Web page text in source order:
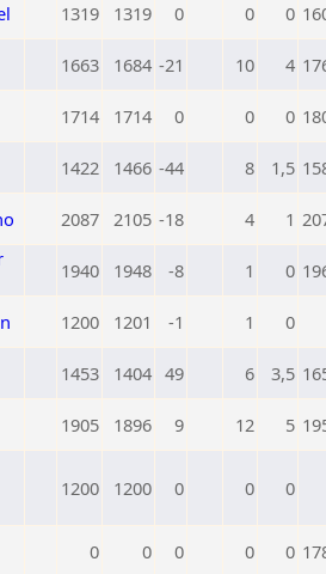
1319 1319 0 0 0
1663 1684 -21 10 4
1714 1714 0 0 0
1422 1466 -44 8 1,5
2087 2105 -18 4 1
1940 1948 -8 1 0
1200 1201 -1 1 0
1453 1404 49 6 3,5
1905 1896 9 12 5
1200 1200 0 0 0
0 0 0 0 0